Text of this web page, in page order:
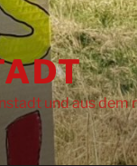
und aus dem